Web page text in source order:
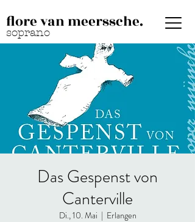
flore van meerssche.
soprano
Das Gespenst von
Canterville
Di., 10. Mai
  |
Erlangen